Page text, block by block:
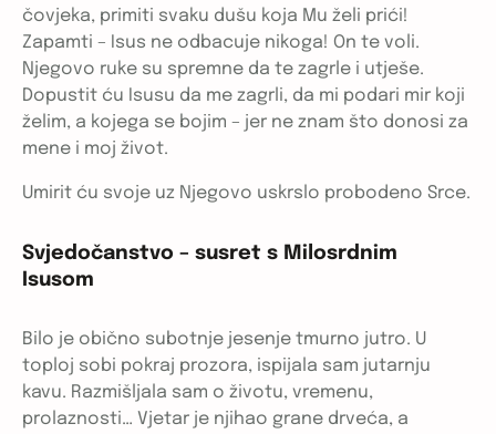
čovjeka, primiti svaku dušu koja Mu želi prići!
Zapamti – Isus ne odbacuje nikoga! On te voli.
Njegovo ruke su spremne da te zagrle i utješe.
Dopustit ću Isusu da me zagrli, da mi podari mir koji
želim, a kojega se bojim – jer ne znam što donosi za
mene i moj život.
Umirit ću svoje uz Njegovo uskrslo probodeno Srce.
Svjedočanstvo – susret s Milosrdnim
Isusom
Bilo je obično subotnje jesenje tmurno jutro. U
toploj sobi pokraj prozora, ispijala sam jutarnju
kavu. Razmišljala sam o životu, vremenu,
prolaznosti… Vjetar je njihao grane drveća, a